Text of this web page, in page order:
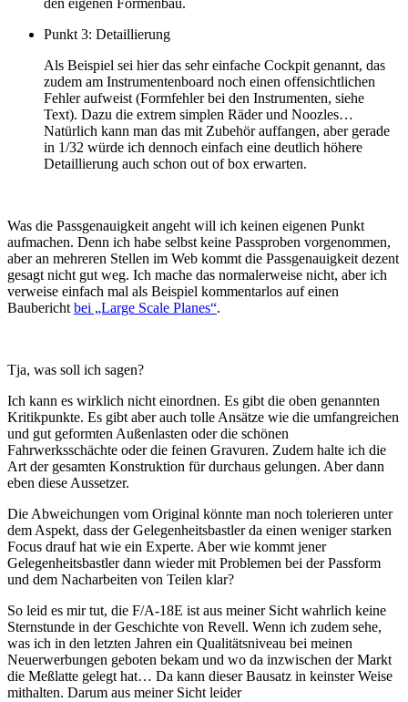
Punkt 3: Detaillierung
Als Beispiel sei hier das sehr einfache Cockpit genannt, das
zudem am Instrumentenboard noch einen offensichtlichen
Fehler aufweist (Formfehler bei den Instrumenten, siehe
Text). Dazu die extrem simplen Räder und Noozles…
Natürlich kann man das mit Zubehör auffangen, aber gerade
in 1/32 würde ich dennoch einfach eine deutlich höhere
Detaillierung auch schon out of box erwarten.
Was die Passgenauigkeit angeht will ich keinen eigenen Punkt
aufmachen. Denn ich habe selbst keine Passproben vorgenommen,
aber an mehreren Stellen im Web kommt die Passgenauigkeit dezent
gesagt nicht gut weg. Ich mache das normalerweise nicht, aber ich
verweise einfach mal als Beispiel kommentarlos auf einen
Baubericht bei „Large Scale Planes“.
Tja, was soll ich sagen?
Ich kann es wirklich nicht einordnen. Es gibt die oben genannten
Kritikpunkte. Es gibt aber auch tolle Ansätze wie die umfangreichen
und gut geformten Außenlasten oder die schönen
Fahrwerksschächte oder die feinen Gravuren. Zudem halte ich die
Art der gesamten Konstruktion für durchaus gelungen. Aber dann
eben diese Aussetzer.
Die Abweichungen vom Original könnte man noch tolerieren unter
dem Aspekt, dass der Gelegenheitsbastler da einen weniger starken
Focus drauf hat wie ein Experte. Aber wie kommt jener
Gelegenheitsbastler dann wieder mit Problemen bei der Passform
und dem Nacharbeiten von Teilen klar?
So leid es mir tut, die F/A-18E ist aus meiner Sicht wahrlich keine
Sternstunde in der Geschichte von Revell. Wenn ich zudem sehe,
was ich in den letzten Jahren ein Qualitätsniveau bei meinen
Neuerwerbungen geboten bekam und wo da inzwischen der Markt
die Meßlatte gelegt hat… Da kann dieser Bausatz in keinster Weise
mithalten. Darum aus meiner Sicht leider